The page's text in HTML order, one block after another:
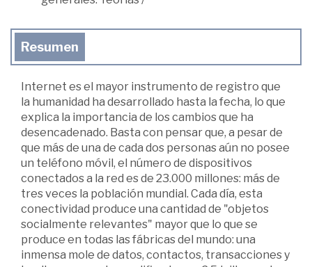
Resumen
Internet es el mayor instrumento de registro que
la humanidad ha desarrollado hasta la fecha, lo que
explica la importancia de los cambios que ha
desencadenado. Basta con pensar que, a pesar de
que más de una de cada dos personas aún no posee
un teléfono móvil, el número de dispositivos
conectados a la red es de 23.000 millones: más de
tres veces la población mundial. Cada día, esta
conectividad produce una cantidad de "objetos
socialmente relevantes" mayor que lo que se
produce en todas las fábricas del mundo: una
inmensa mole de datos, contactos, transacciones y